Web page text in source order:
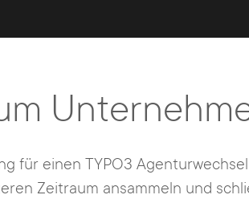
für einen TYPO3
Zeitraum ansammeln und